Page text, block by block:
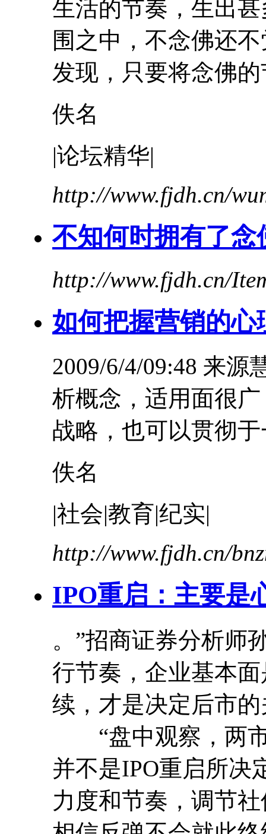
生活的节奏 ，生出
围之中，不念佛还
发现，只要将念佛的
佚名
|论坛精华|
http://www.fjdh.cn/
不知何时拥有了念
http://www.fjdh.cn/
如何把握营销的心
2009/6/4/09:48 来源
析概念，适用面很
战略，也可以贯彻
佚名
|社会|教育|纪实|
http://www.fjdh.cn/
IPO重启：主要是
。”招商证券分析师
行节奏 ，企业基本
续，才是决定后市
“盘中观察，两市
并不是IPO重启所决
力度和节奏 ，调节